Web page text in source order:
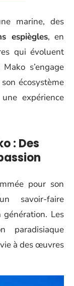
marine, des
espiègles, en
qui évoluent
s’engage
écosystème
expérience
: Des
pour son
savoir-faire
Les
paradisiaque
à des œuvres